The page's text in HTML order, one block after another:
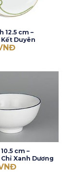
12.5 cm –
Duyên
cm –
Xanh Dương